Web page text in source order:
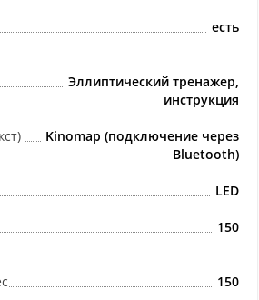
есть
Эллиптический тренажер,
инструкция
Kinomap (подключение через
Bluetooth)
LED
150
150